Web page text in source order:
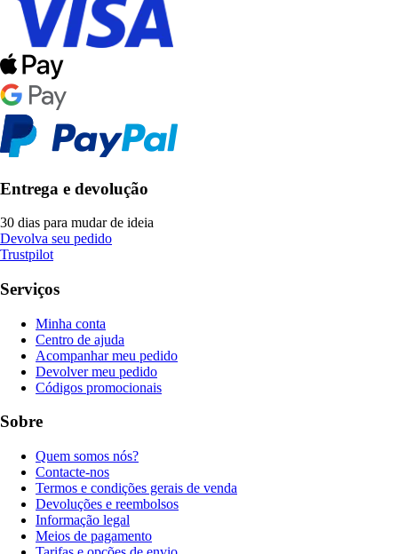
Entrega e devolução
30 dias para mudar de ideia
Devolva seu pedido
Trustpilot
Serviços
Minha conta
Centro de ajuda
Acompanhar meu pedido
Devolver meu pedido
Códigos promocionais
Sobre
Quem somos nós?
Contacte-nos
Termos e condições gerais de venda
Devoluções e reembolsos
Informação legal
Meios de pagamento